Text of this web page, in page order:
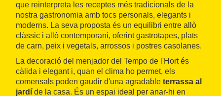
que reinterpreta les receptes més tradicionals de la
nostra gastronomia amb tocs personals, elegants i
moderns. La seva proposta és un equilibri entre allò
clàssic i allò contemporani, oferint gastrotapes, plats
de carn, peix i vegetals, arrossos i postres casolanes.
La decoració del menjador del Tempo de l'Hort és
càlida i elegant i, quan el clima ho permet, els
comensals poden gaudir d'una agradable terrassa al
jardí de la casa. És un espai ideal per anar-hi en